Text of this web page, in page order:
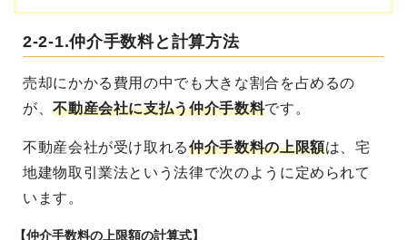
2-2-1.仲介手数料と計算方法
売却にかかる費用の中でも大きな割合を占めるの
が、不動産会社に支払う仲介手数料です。
不動産会社が受け取れる仲介手数料の上限額は、宅
地建物取引業法という法律で次のように定められて
います。
【仲介手数料の上限額の計算式】